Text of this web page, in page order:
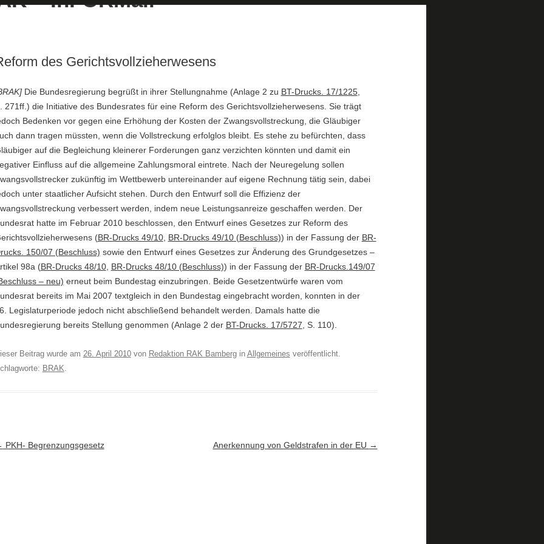
des Gerichtsvollzieherwesens
Die Bundesregierung begrüßt in ihrer Stellungnahme (Anlage 2 zu BT-Drucks. 17/1225,
271ff.) die Initiative des Bundesrates für eine Reform des Gerichtsvollzieherwesens. Sie trägt
Bedenken vor gegen eine Erhöhung der Kosten der Zwangsvollstreckung, die Gläubiger
dann tragen müssten, wenn die Vollstreckung erfolglos bleibt. Es stehe zu befürchten, dass
auf die Begleichung kleinerer Forderungen ganz verzichten könnten und damit ein
Einfluss auf die allgemeine Zahlungsmoral eintrete. Nach der Neuregelung sollen
zukünftig im Wettbewerb untereinander auf eigene Rechnung tätig sein, dabei
unter staatlicher Aufsicht stehen. Durch den Entwurf soll die Effizienz der
verbessert werden, indem neue Leistungsanreize geschaffen werden. Der
hatte im Februar 2010 beschlossen, den Entwurf eines Gesetzes zur Reform des
(BR-Drucks 49/10, BR-Drucks 49/10 (Beschluss)) in der Fassung der BR-
150/07 (Beschluss) sowie den Entwurf eines Gesetzes zur Änderung des Grundgesetzes –
98a (BR-Drucks 48/10, BR-Drucks 48/10 (Beschluss)) in der Fassung der BR-Drucks.149/07
– neu) erneut beim Bundestag einzubringen. Beide Gesetzentwürfe waren vom
bereits im Mai 2007 textgleich in den Bundestag eingebracht worden, konnten in der
Legislaturperiode jedoch nicht abschließend behandelt werden. Damals hatte die
bereits Stellung genommen (Anlage 2 der BT-Drucks. 17/5727 , S. 110).
Beitrag wurde am 26. April 2010von Redaktion RAK Bambergin Allgemeines veröffentlicht.
BRAK.
Navigation
PKH- Begrenzungsgesetz Anerkennung von Geldstrafen in der EU →